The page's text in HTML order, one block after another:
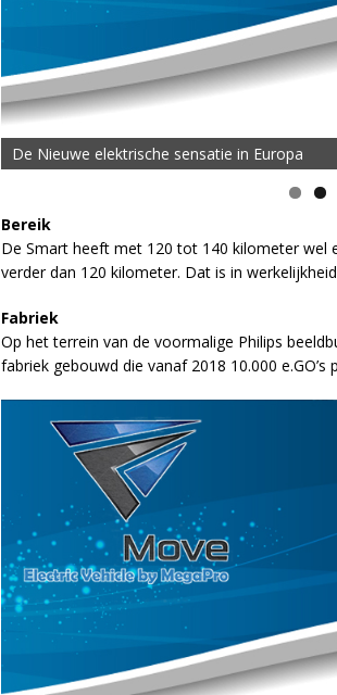
De Nieuwe elektrische sensatie in Europa
Bereik
De Smart heeft met 120 tot 140 kilometer wel
verder dan 120 kilometer. Dat is in
Fabriek
Op het terrein van de voormalige Philips
fabriek gebouwd die vanaf 2018 10.000